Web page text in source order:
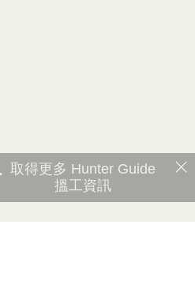
取得更多 Hunter Guide
搵工資訊